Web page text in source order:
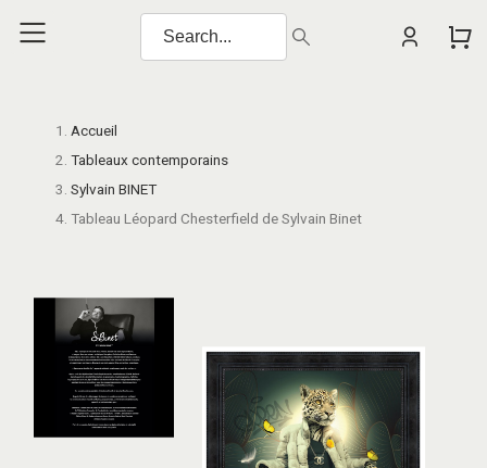
Accueil
Tableaux contemporains
Sylvain BINET
Tableau Léopard Chesterfield de Sylvain Binet